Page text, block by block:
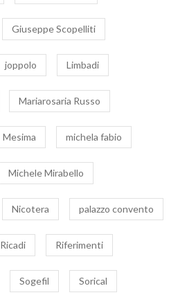
Giuseppe Scopelliti
joppolo Limbadi
Mariarosaria Russo
Mesima michela fabio
Michele Mirabello
Nicotera palazzo convento
Ricadi Riferimenti
Sogefil Sorical